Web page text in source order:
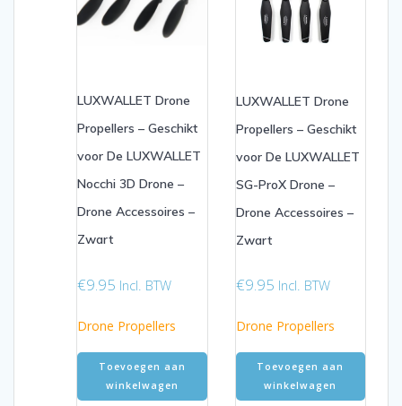
LUXWALLET Drone
Propellers – Geschikt
voor De LUXWALLET
Nocchi 3D Drone –
Drone Accessoires –
Zwart
€9.95 Incl. BTW
Drone Propellers
Toevoegen aan
winkelwagen
LUXWALLET Drone
Propellers – Geschikt
voor De LUXWALLET
SG-ProX Drone –
Drone Accessoires –
Zwart
€9.95 Incl. BTW
Drone Propellers
Toevoegen aan
winkelwagen